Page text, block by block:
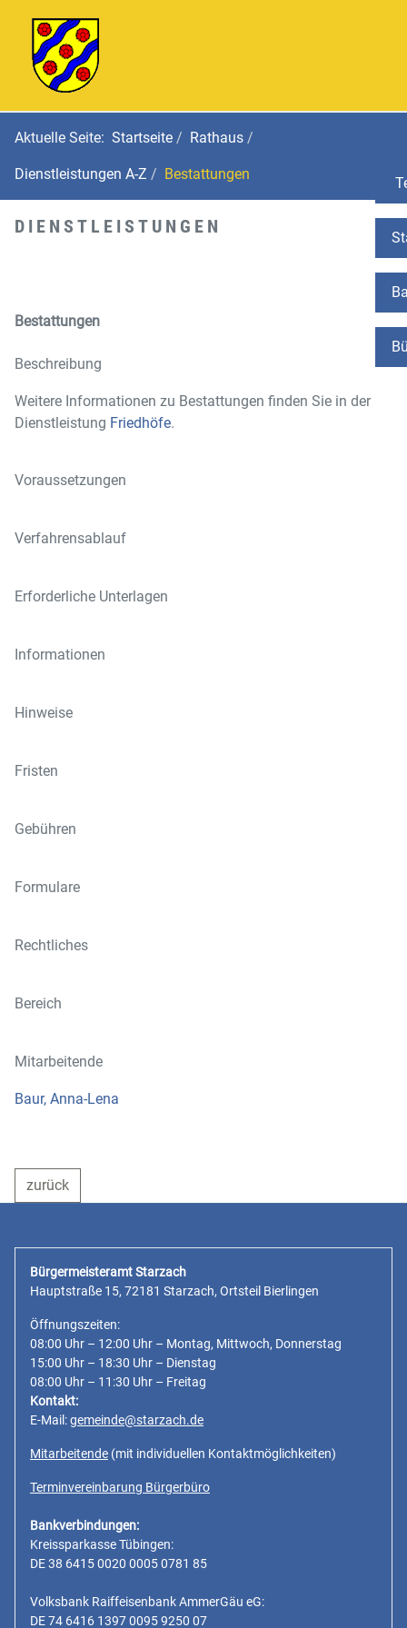
Aktuelle Seite: Startseite Rathaus
Dienstleistungen A-Z Bestattungen
DIENSTLEISTUNGEN
Bestattungen
Beschreibung
Weitere Informationen zu Bestattungen finden Sie in der
Dienstleistung Friedhöfe.
Voraussetzungen
Verfahrensablauf
Erforderliche Unterlagen
Informationen
Hinweise
Fristen
Gebühren
Formulare
Rechtliches
Bereich
Mitarbeitende
Baur, Anna-Lena
zurück
Bürgermeisteramt Starzach
Hauptstraße 15, 72181 Starzach, Ortsteil Bierlingen
Öffnungszeiten:
08:00 Uhr – 12:00 Uhr – Montag, Mittwoch, Donnerstag
15:00 Uhr – 18:30 Uhr – Dienstag
08:00 Uhr – 11:30 Uhr – Freitag
Kontakt:
E-Mail:gemeinde@starzach.de
Mitarbeitende (mit individuellen Kontaktmöglichkeiten)
Terminvereinbarung Bürgerbüro
Bankverbindungen:
Kreissparkasse Tübingen:
DE 38 6415 0020 0005 0781 85
Volksbank Raiffeisenbank AmmerGäu eG:
DE 74 6416 1397 0095 9250 07